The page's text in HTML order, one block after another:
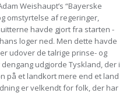
Weishaupt’s “Bayerske
omstyrtelse af regeringer,
havde gjort fra starten -
loger ned. Men dette havde
udover de talrige prinse- og
udgjorde Tyskland, der i
på et landkort mere end et land
er velkendt for folk, der har